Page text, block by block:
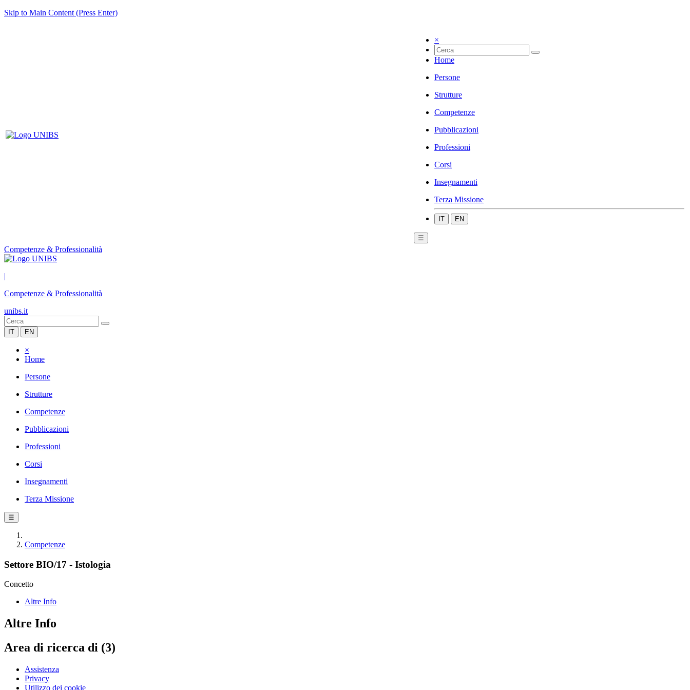
Skip to Main Content (Press Enter)
×
Home
Persone
Strutture
Competenze
Pubblicazioni
Professioni
Corsi
Insegnamenti
Terza Missione
IT EN
☰
Competenze & Professionalità
|
Competenze & Professionalità
unibs.it
IT EN
×
Home
Persone
Strutture
Competenze
Pubblicazioni
Professioni
Corsi
Insegnamenti
Terza Missione
☰
Competenze
Settore BIO/17 - Istologia
Concetto
Altre Info
Altre Info
Area di ricerca di (3)
Assistenza
Privacy
Utilizzo dei cookie